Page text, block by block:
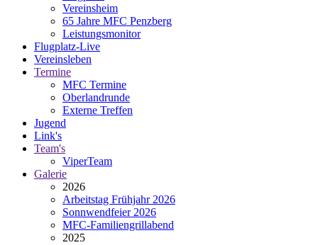
Vereinsheim
65 Jahre MFC Penzberg
Leistungsmonitor
Flugplatz-Live
Vereinsleben
Termine
MFC Termine
Oberlandrunde
Externe Treffen
Jugend
Link's
Team's
ViperTeam
Galerie
2026
Arbeitstag Frühjahr 2026
Sonnwendfeier 2026
MFC-Familiengrillabend
2025